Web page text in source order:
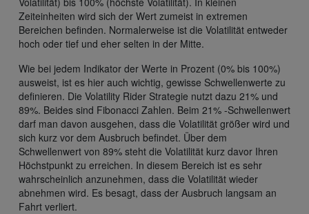
Zeiteinheiten wird sich der Wert zumeist in extremen
Bereichen befinden. Normalerweise ist die Volatilität entweder
hoch oder tief und eher selten in der Mitte.
Wie bei jedem Indikator der Werte in Prozent (0% bis 100%)
ausweist, ist es hier auch wichtig, gewisse Schwellenwerte zu
definieren. Die Volatility Rider Strategie nutzt dazu 21% und
89%. Beides sind Fibonacci Zahlen. Beim 21% -Schwellenwert
darf man davon ausgehen, dass die Volatilität größer wird und
sich kurz vor dem Ausbruch befindet. Über dem
Schwellenwert von 89% steht die Volatilität kurz davor Ihren
Höchstpunkt zu erreichen. In diesem Bereich ist es sehr
wahrscheinlich anzunehmen, dass die Volatilität wieder
abnehmen wird. Es besagt, dass der Ausbruch langsam an
Fahrt verliert.